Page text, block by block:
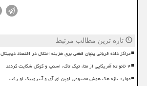
تازه ترین مطالب مرتبط
مراکز داده قربانی پنهان قطعی برق هزینه اختلال در اقتصاد دیجیتال
۴ خانواده آمریکایی از متا، تیک تاک، اسنپ و گوگل شکایت کردند
موارد تازه هک هوش مصنوعی اوپن ای آی و آنتروپیک لو رفت